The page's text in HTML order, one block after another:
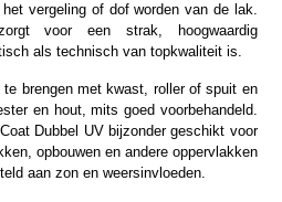
vergeling of dof worden van de lak.
voor een strak, hoogwaardig
als technisch van topkwaliteit is.
brengen met kwast, roller of spuit en
en hout, mits goed voorbehandeld.
Dubbel UV bijzonder geschikt voor
opbouwen en andere oppervlakken
aan zon en weersinvloeden.